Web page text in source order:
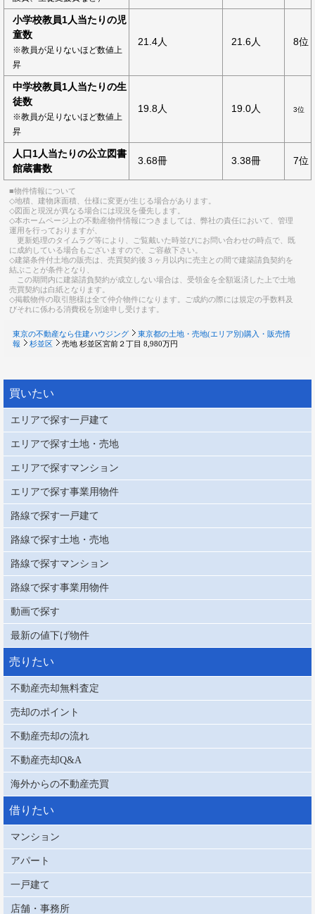
小学校教員1人当たりの児
童数
※教員が足りないほど数値上
昇
21.4人 21.6人 8位
中学校教員1人当たりの生
徒数
※教員が足りないほど数値上
昇
19.8人 19.0人 3位
人口1人当たりの公立図書
館蔵書数
3.68冊 3.38冊 7位
■物件情報について
◇地積、建物床面積、仕様に変更が生じる場合があります。
◇図面と現況が異なる場合には現況を優先します。
◇本ホームページ上の不動産物件情報につきましては、弊社の責任において、管理
運用を行っておりますが、
更新処理のタイムラグ等により、ご覧戴いた時並びにお問い合わせの時点で、既
に成約している場合もございますので、ご容赦下さい。
◇建築条件付土地の販売は、売買契約後３ヶ月以内に売主との間で建築請負契約を
結ぶことが条件となり、
この期間内に建築請負契約が成立しない場合は、受領金を全額返済した上で土地
売買契約は白紙となります。
◇掲載物件の取引態様は全て仲介物件になります。ご成約の際には規定の手数料及
びそれに係わる消費税を別途申し受けます。
東京の不動産なら住建ハウジング
東京都の土地・売地(エリア別)購入・販売情
報
杉並区 売地 杉並区宮前２丁目 8,980万円
買いたい
エリアで探す一戸建て
エリアで探す土地・売地
エリアで探すマンション
エリアで探す事業用物件
路線で探す一戸建て
路線で探す土地・売地
路線で探すマンション
路線で探す事業用物件
動画で探す
最新の値下げ物件
売りたい
不動産売却無料査定
売却のポイント
不動産売却の流れ
不動産売却Q&A
海外からの不動産売買
借りたい
マンション
アパート
一戸建て
店舗・事務所